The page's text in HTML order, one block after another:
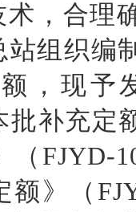
术，合理
站组织编
，现予
批补充
FJYD-
》（